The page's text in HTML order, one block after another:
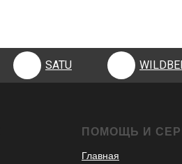
SATU
ПОМОЩЬ И
Главная